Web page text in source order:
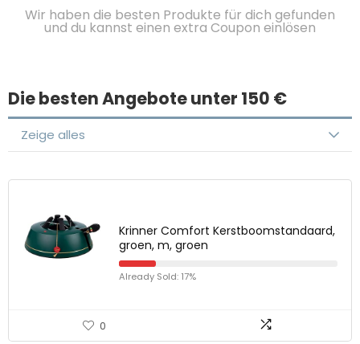
Wir haben die besten Produkte für dich gefunden
und du kannst einen extra Coupon einlösen
Die besten Angebote unter 150 €
Zeige alles
Krinner Comfort Kerstboomstandaard,
groen, m, groen
Already Sold: 17%
0